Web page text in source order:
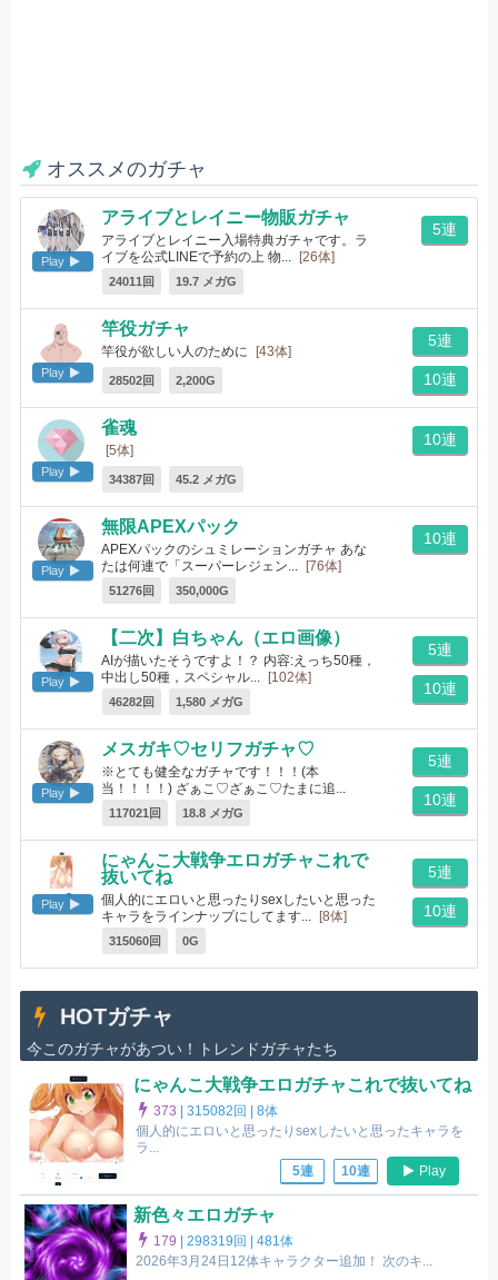
オススメのガチャ
Play
アライブとレイニー物販ガチャ
アライブとレイニー入場特典ガチャです。ラ
イブを公式LINEで予約の上 物...
[26体]
24011回 19.7 メガG
5連
Play
竿役ガチャ
竿役が欲しい人のために [43体]
28502回 2,200G
5連
10連
Play
雀魂
[5体]
34387回 45.2 メガG
10連
Play
無限APEXパック
APEXパックのシュミレーションガチャ あな
たは何連で「スーパーレジェン...
[76体]
51276回 350,000G
10連
Play
【二次】白ちゃん（エロ画像）
AIが描いたそうですよ！？ 内容:えっち50種，
中出し50種，スペシャル...
[102体]
46282回 1,580 メガG
5連
10連
Play
メスガキ♡セリフガチャ♡
※とても健全なガチャです！！！(本
当！！！！) ざぁこ♡ざぁこ♡たまに追...
[19体]
117021回 18.8 メガG
5連
10連
Play
にゃんこ大戦争エロガチャこれで
抜いてね
個人的にエロいと思ったりsexしたいと思った
キャラをラインナップにしてます...
[8体]
315060回 0G
5連
10連
HOTガチャ
今このガチャがあつい！トレンドガチャたち
にゃんこ大戦争エロガチャこれで抜いてね
373 |315082回 |8体
個人的にエロいと思ったりsexしたいと思ったキャラを
ラ...
5連
10連 Play
新色々エロガチャ
179 |298319回 |481体
2026年3月24日12体キャラクター追加！ 次のキ...